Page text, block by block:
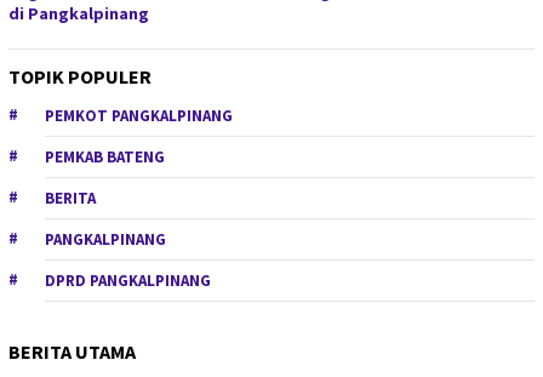
di Pangkalpinang
TOPIK POPULER
PEMKOT PANGKALPINANG
PEMKAB BATENG
BERITA
PANGKALPINANG
DPRD PANGKALPINANG
BERITA UTAMA